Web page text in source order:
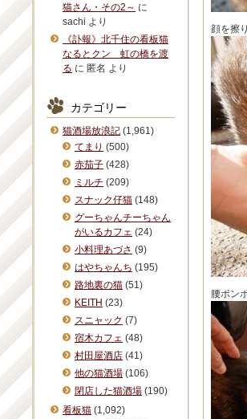
顔を擦
腰ポン
猫さん・その2～ に
sachi より
《訃報》北千住の看板猫
なるとクン 虹の橋を渡
る に 匿名 より
カテゴリー
猫酒場放浪記 (1,961)
てまり (500)
赤茄子 (428)
ミルチ (209)
スナック仔猫 (148)
グーちゃんチーちゃん
がいるカフェ (24)
小料理あづさ (9)
はやちゃんち (195)
路地裏の猫 (51)
KEITH (23)
スニャック (7)
宿木カフェ (48)
村田屋酒店 (41)
他の猫酒場 (106)
閉店した猫酒場 (190)
看板猫 (1,092)